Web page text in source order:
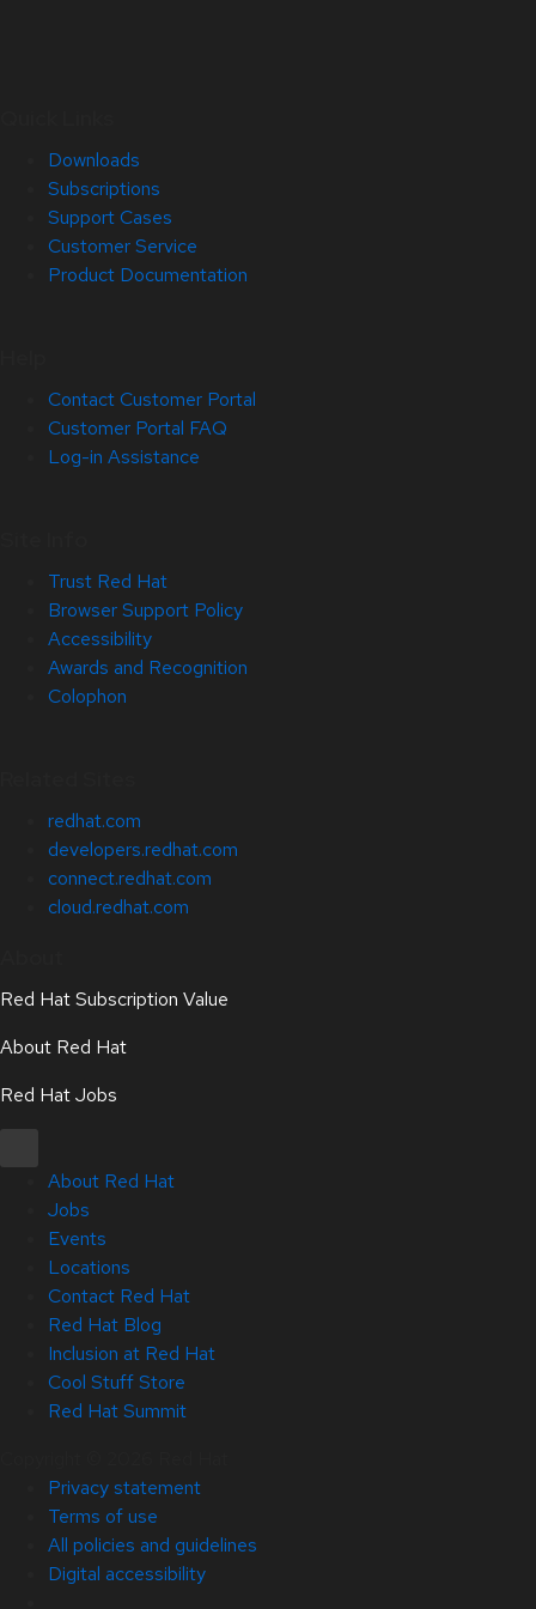
Downloads
Subscriptions
Support Cases
Customer Service
Product Documentation
Contact Customer Portal
Customer Portal FAQ
Log-in Assistance
Trust Red Hat
Browser Support Policy
Accessibility
Awards and Recognition
Colophon
redhat.com
developers.redhat.com
connect.redhat.com
cloud.redhat.com
Red Hat Subscription Value
About Red Hat
Red Hat Jobs
About Red Hat
Jobs
Events
Locations
Contact Red Hat
Red Hat Blog
Inclusion at Red Hat
Cool Stuff Store
Red Hat Summit
Privacy statement
Terms of use
All policies and guidelines
Digital accessibility